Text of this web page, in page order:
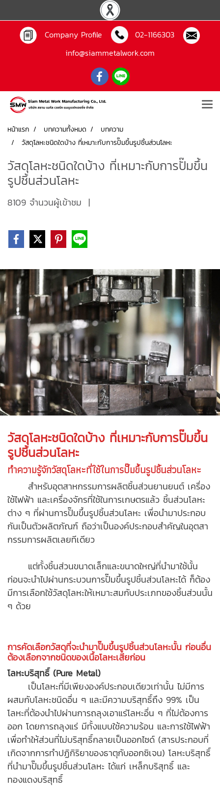
Company Profile
02-1166303
info@siammetalwork.com
หน้าแรก บทความทั้งหมด
บทความ
วัสดุโลหะชนิดใดบ้าง ที่เหมาะกับการปั๊มขึ้นรูปชิ้นส่วนโลหะ
วัสดุโลหะชนิดใดบ้าง ที่เหมาะกับการปั๊มขึ้น
รูปชิ้นส่วนโลหะ
8109 จำนวนผู้เข้าชม |
วัสดุโลหะชนิดใดบ้าง ที่เหมาะกับการปั๊มขึ้น
รูปชิ้นส่วนโลหะ
ทำความรู้จักวัสดุโลหะที่ใช้ในการปั๊มขึ้นรูปชิ้นส่วนโลหะ
สำหรับอุตสาหกรรมการผลิตชิ้นส่วนยานยนต์ เครื่อง
ใช้ไฟฟ้า และเครื่องจักรที่ใช้ในการเกษตรแล้ว ชิ้นส่วนโลหะ
ต่าง ๆ ที่ผ่านการปั๊มขึ้นรูปชิ้นส่วนโลหะ เพื่อนำมาประกอบ
กันเป็นตัวผลิตภัณฑ์ ถือว่าเป็นองค์ประกอบสำคัญในอุตสา
กรรมการผลิตเลยทีเดียว
แต่ทั้งชิ้นส่วนขนาดเล็กและขนาดใหญ่ที่นำมาใช้นั้น
ก่อนจะนำไปผ่านกระบวนการปั๊มขึ้นรูปชิ้นส่วนโลหะได้ ก็ต้อง
มีการเลือกใช้วัสดุโลหะให้เหมาะสมกับประเภทของชิ้นส่วนนั้น
ๆ ด้วย
การคัดเลือกวัสดุที่จะนำมาปั๊มขึ้นรูปชิ้นส่วนโลหะนั้น ก่อนอื่น
ต้องเลือกจากชนิดของเนื้อโลหะเสียก่อน
โลหะบริสุทธิ์ (Pure Metal)
เป็นโลหะที่มีเพียงองค์ประกอบเดียวเท่านั้น ไม่มีการ
ผสมกับโลหะชนิดอื่น ๆ และมีความบริสุทธิ์ถึง 99% เป็น
โลหะที่ต้องนำไปผ่านการถลุงเอาแร่โลหะอื่น ๆ ที่ไม่ต้องการ
ออก โดยการถลุงแร่ มีทั้งแบบใช้ความร้อน และการใช้ไฟฟ้า
เพื่อทำให้ส่วนที่ไม่บริสุทธิ์กลายเป็นออกไซด์ (สารประกอบที่
เกิดจากการทำปฏิกิริยาของธาตุกับออกซิเจน) โลหะบริสุทธิ์
ที่นำมาปั๊มขึ้นรูปชิ้นส่วนโลหะ ได้แก่ เหล็กบริสุทธิ์ และ
ทองแดงบริสุทธิ์